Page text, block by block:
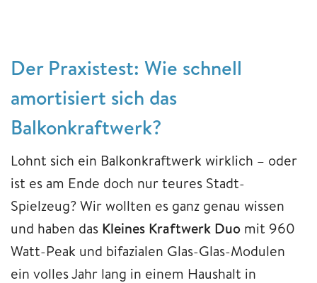
Der Praxistest: Wie schnell
amortisiert sich das
Balkonkraftwerk?
Lohnt sich ein Balkonkraftwerk wirklich – oder
ist es am Ende doch nur teures Stadt-
Spielzeug? Wir wollten es ganz genau wissen
und haben das Kleines Kraftwerk Duo mit 960
Watt-Peak und bifazialen Glas-Glas-Modulen
ein volles Jahr lang in einem Haushalt in